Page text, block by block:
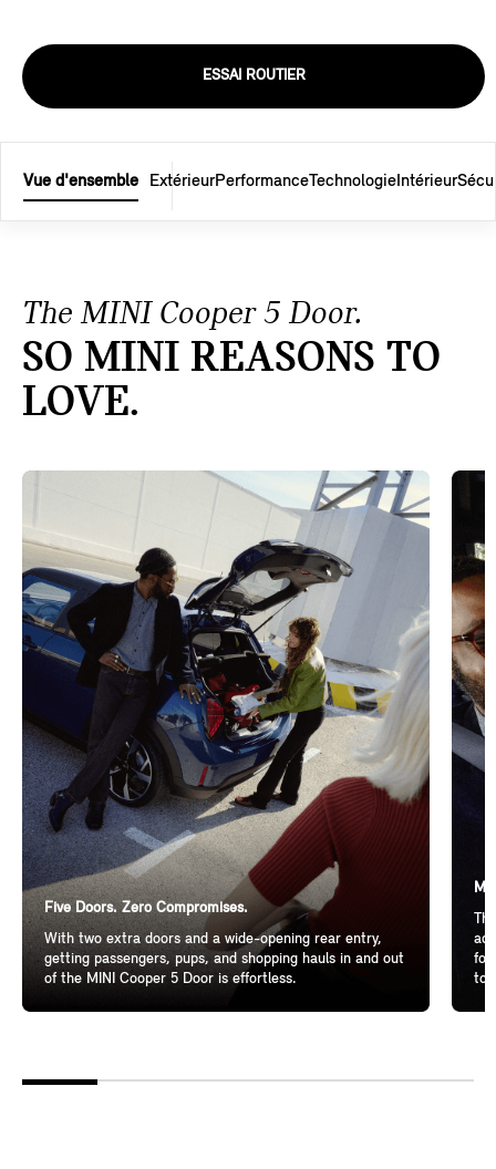
ESSAI ROUTIER
Vue d'ensemble ExtérieurPerformanceTechnologie Intérieur
The MINI Cooper 5 Door.
SO MINI REASONS TO
LOVE.
Five Doors. Zero Compromises.
With two extra doors and a wide-opening rear entry,
getting passengers, pups, and shopping hauls in and out
of the MINI Cooper 5 Door is effortless.
for
to